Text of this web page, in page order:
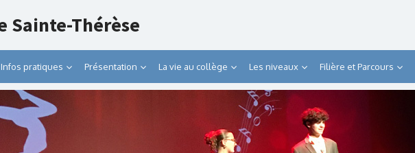
Sainte-Thérèse
Infos pratiques Présentation La vie au collège Les niveaux Filière et Parcours